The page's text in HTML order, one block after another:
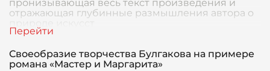
пронизывающая весь текст произведения и
отражающая глубинные размышления автора о
Своеобразие творчества Булгакова на примере
романа «Мастер и Маргарита»